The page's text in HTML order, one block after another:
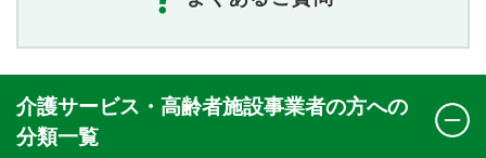
介護サービス・高齢者施設事業者の方への
分類一覧